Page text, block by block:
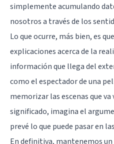
simplemente acumulando
nosotros a través de los
Lo que ocurre, más bien, es
explicaciones acerca de la
información que llega del
como el espectador de una
memorizar las escenas que
significado, imagina el
prevé lo que puede pasar en
En definitiva, mantenemos